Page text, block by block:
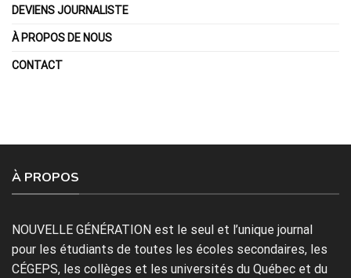
DEVIENS JOURNALISTE
À PROPOS DE NOUS
CONTACT
À PROPOS
NOUVELLE GÉNÉRATION est le seul et l’unique journal
pour les étudiants de toutes les écoles secondaires, les
CÉGEPS, les collèges et les universités du Québec et du